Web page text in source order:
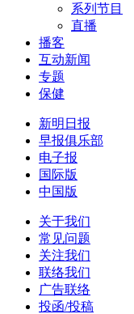
系列节目
直播
播客
互动新闻
专题
保健
新明日报
早报俱乐部
电子报
国际版
中国版
关于我们
常见问题
关注我们
联络我们
广告联络
投函/投稿